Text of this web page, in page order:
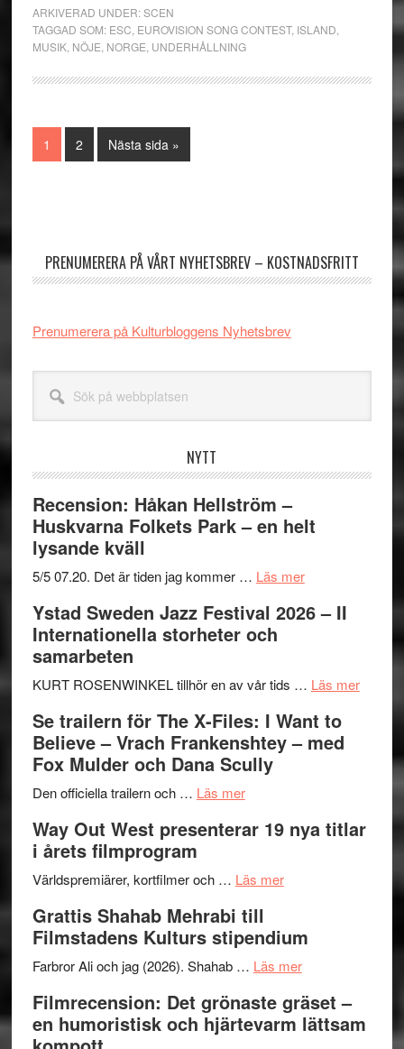
rolig
Eurovision
och
inte
som
på
21:
ARKIVERAD UNDER:SCEN
TAGGAD SOM: ESC EUROVISION SONG CONTEST, ISLAND
MUSIK, NÖJE NORGE UNDERHÅLLNING
Sida
1 Sida
2
Go
to
Nästa sida »
PRENUMERERA PÅ VÅRT NYHETSBREV – KOSTNADSFRITT
Prenumerera på Kulturbloggens Nyhetsbrev
webbplatsen
NYTT
Recension: Håkan Hellström –
Huskvarna Folkets Park – en helt
lysande kväll
5/5 07.20. Det är tiden jag kommer … Läs merom
Håkan
Huskvarna
Park
–
kväll
Ystad Sweden Jazz Festival 2026 – II
Internationella storheter och
samarbeten
KURT ROSENWINKEL tillhör en av vår tids … Läs merom
Festival
II
Se trailern för The X-Files: I Want to
Believe – Vrach Frankenshtey – med
Fox Mulder och Dana Scully
Den officiella trailern och … Läs merom
trailern
The
Files:
I
Want
Believe
–
Way Out West presenterar 19 nya titlar
i årets filmprogram
Världspremiärer, kortfilmer och … Läs merom
West
presenterar
nya
titlar
Grattis Shahab Mehrabi till
Filmstadens Kulturs stipendium
Farbror Ali och jag (2026). Shahab … Läs merom
Shahab
Mehrabi
Filmrecension: Det grönaste gräset –
en humoristisk och hjärtevarm lättsam